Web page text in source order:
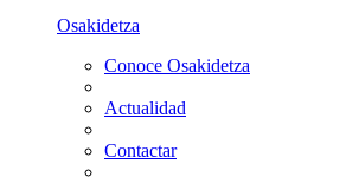
Osakidetza
Conoce Osakidetza
Actualidad
Contactar